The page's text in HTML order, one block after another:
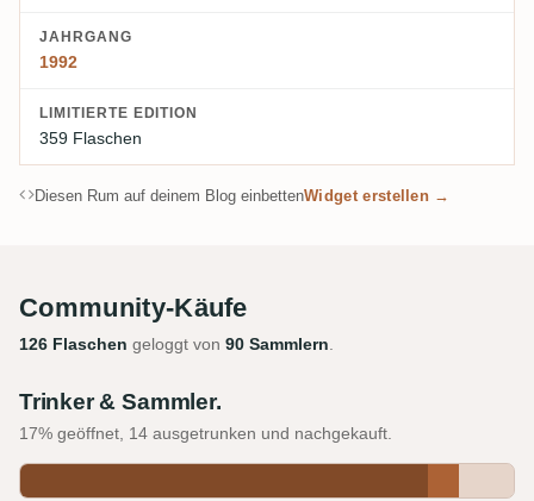
JAHRGANG
1992
LIMITIERTE EDITION
359 Flaschen
Diesen Rum auf deinem Blog einbettenWidget erstellen →
Community-Käufe
126 Flaschen geloggt von 90 Sammlern.
Trinker & Sammler.
17% geöffnet, 14 ausgetrunken und nachgekauft.